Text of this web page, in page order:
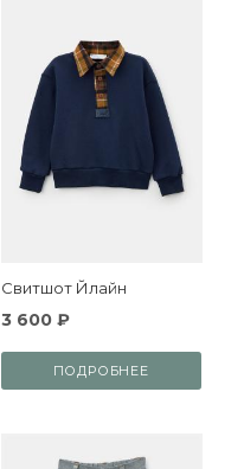
Свитшот Йлайн
3 600 ₽
ПОДРОБНЕЕ